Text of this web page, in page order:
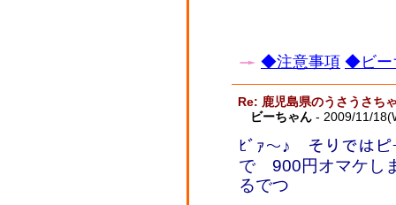
◆注意事項 ◆ビー
Re: 鹿児島県のうさうさち
ビーちゃん - 2009/11/
ﾋﾞｧ～♪ そりではピ
で 900円オマケし
るでつ